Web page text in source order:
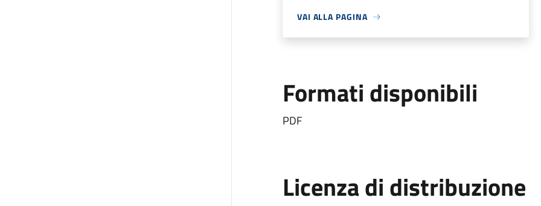
VAI ALLA PAGINA
Formati disponibili
PDF
Licenza di distribuzione